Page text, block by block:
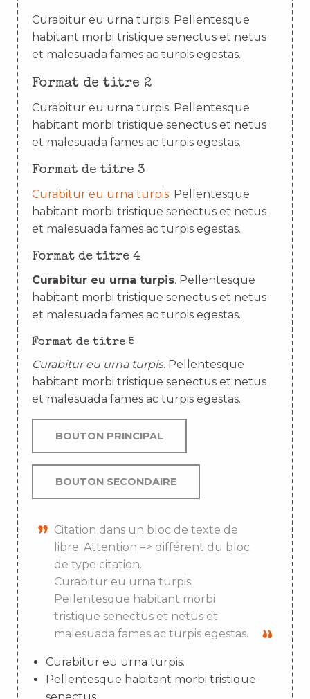
Curabitur eu urna turpis. Pellentesque
habitant morbi tristique senectus et netus
et malesuada fames ac turpis egestas.
Format de titre 2
Curabitur eu urna turpis. Pellentesque
habitant morbi tristique senectus et netus
et malesuada fames ac turpis egestas.
Format de titre 3
Curabitur eu urna turpis. Pellentesque
habitant morbi tristique senectus et netus
et malesuada fames ac turpis egestas.
Format de titre 4
Curabitur eu urna turpis. Pellentesque
habitant morbi tristique senectus et netus
et malesuada fames ac turpis egestas.
Format de titre 5
Curabitur eu urna turpis. Pellentesque
habitant morbi tristique senectus et netus
et malesuada fames ac turpis egestas.
BOUTON PRINCIPAL
BOUTON SECONDAIRE
Citation dans un bloc de texte de
libre. Attention => différent du bloc
de type citation.
Curabitur eu urna turpis.
Pellentesque habitant morbi
tristique senectus et netus et
malesuada fames ac turpis egestas.
Curabitur eu urna turpis.
Pellentesque habitant morbi tristique